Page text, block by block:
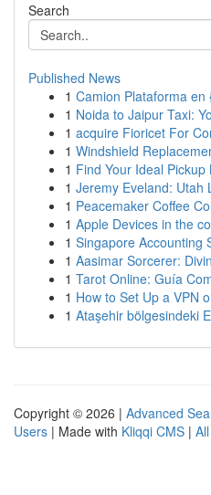
Search
Published News
1 Camion Plataforma en
1 Noida to Jaipur Taxi:
1 acquire Fioricet For
1 Windshield
1 Find Your Ideal
1 Jeremy Eveland: Utah
1 Peacemaker Coffee
1 Apple Devices in the
1 Singapore Accounting
1 Aasimar Sorcerer:
1 Tarot Online: Guía
1 How to Set Up a VPN
1 Ataşehir bölgesindeki
Copyright © 2026 | Advanced
Users | Made with Kliqqi CMS |